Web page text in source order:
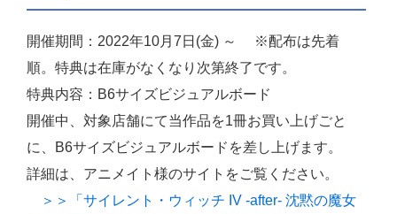
開催期間：2022年10月7日(金) ～ ※配布は先着
順。特典は在庫がなくなり次第終了です。
特典内容：B6サイズビジュアルボード
開催中、対象店舗にて当作品を1冊お買い上げごと
に、B6サイズビジュアルボードを差し上げます。
詳細は、アニメイト様のサイトをご覧ください。
＞＞「サイレント・ウィッチ IV -after- 沈黙の魔女